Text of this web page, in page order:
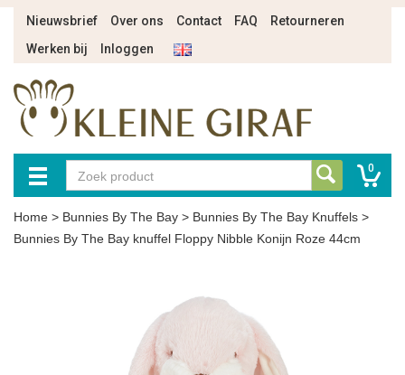
Nieuwsbrief Over ons Contact FAQ
Retourneren
Werken bij
Inloggen
0
Home > Bunnies By The Bay > Bunnies By The Bay Knuffels >
Bunnies By The Bay knuffel Floppy Nibble Konijn Roze 44cm